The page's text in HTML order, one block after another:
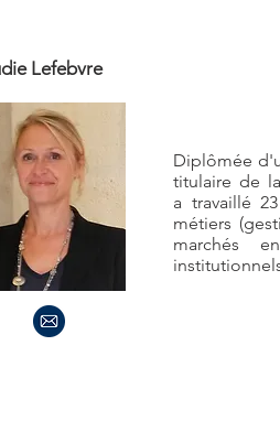
Lefebvre
Diplômée
titulaire de
a travaillé
métiers
marchés